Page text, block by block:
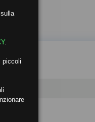
.
piccoli